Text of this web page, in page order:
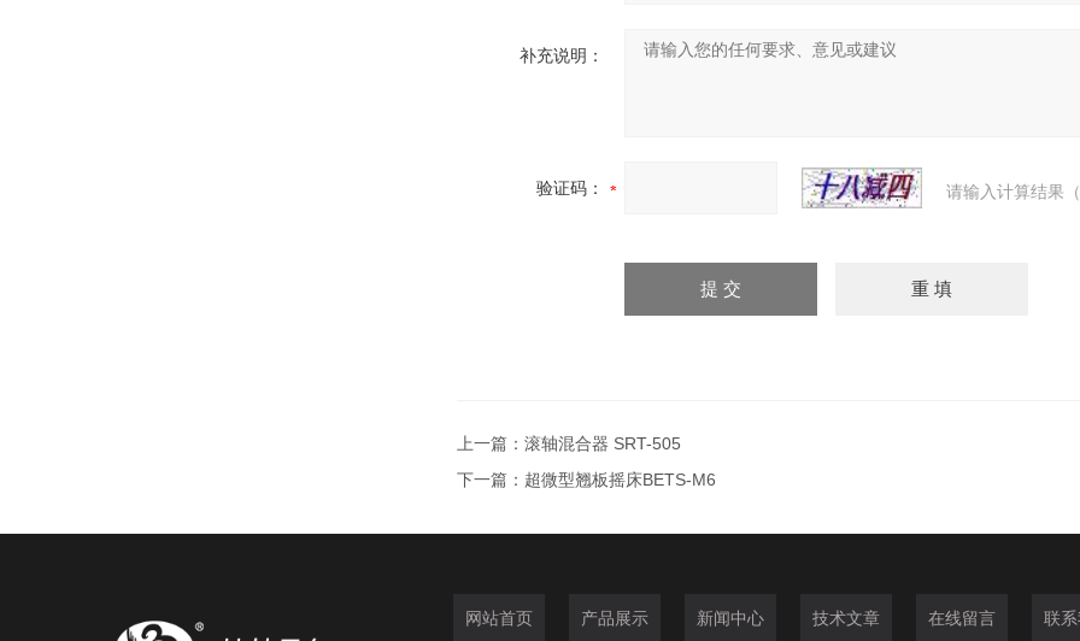
补充说明：
验证码： 请输入计算结果
上一篇： 滚轴混合器 SRT-505
下一篇： 超微型翘板摇床BETS-M6
网站首页 产品展示 新闻中心 技术文章 在线留言 联